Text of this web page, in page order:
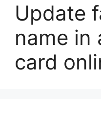
Update
name in
card